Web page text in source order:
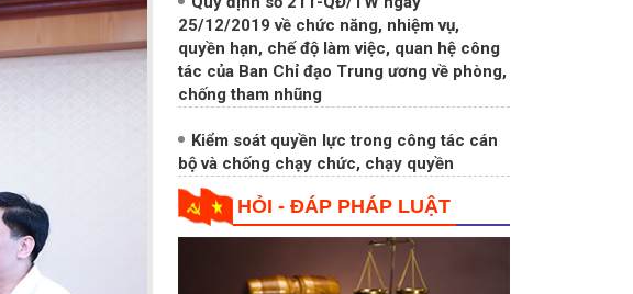
Quyết định về chức năng, nhiệm vụ,
quyền hạn, tổ chức bộ máy của Ban Nội
chính Trung ương
Quy định số 211-QĐ/TW ngày
quyền hạn, chế độ làm việc, quan hệ công
tác của Ban Chỉ đạo Trung ương về phòng,
chống tham nhũng
Kiểm soát quyền lực trong công tác cán
bộ và chống chạy chức, chạy quyền